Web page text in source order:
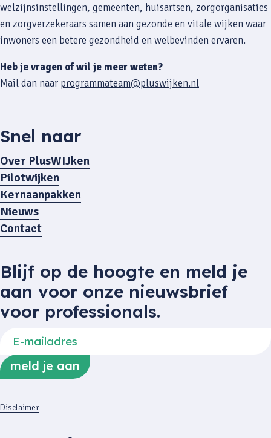
welzijnsinstellingen, gemeenten, huisartsen, zorgorganisaties
en zorgverzekeraars samen aan gezonde en vitale wijken waar
inwoners een betere gezondheid en welbevinden ervaren.
Heb je vragen of wil je meer weten?
Mail dan naar programmateam@pluswijken.nl
Snel naar
Over PlusWIJken
Pilotwijken
Kernaanpakken
Nieuws
Contact
Blijf op de hoogte en meld je
aan voor onze nieuwsbrief
voor professionals.
Disclaimer